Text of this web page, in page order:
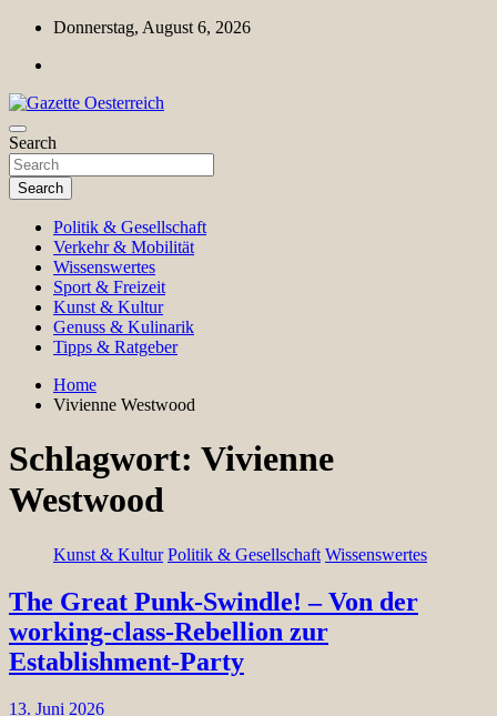
Skip
content
Donnerstag, August 6, 2026
Gazette Oesterreich
Magazin für Freizeit, Politik, Kultur & Wissenschaft
Search
Search
Politik & Gesellschaft
Verkehr & Mobilität
Wissenswertes
Sport & Freizeit
Kunst & Kultur
Genuss & Kulinarik
Tipps & Ratgeber
Home
Vivienne Westwood
Schlagwort: Vivienne
Westwood
Kunst & Kultur Politik & Gesellschaft Wissenswertes
The Great Punk-Swindle! – Von der
working-class-Rebellion zur
Establishment-Party
13. Juni 2026